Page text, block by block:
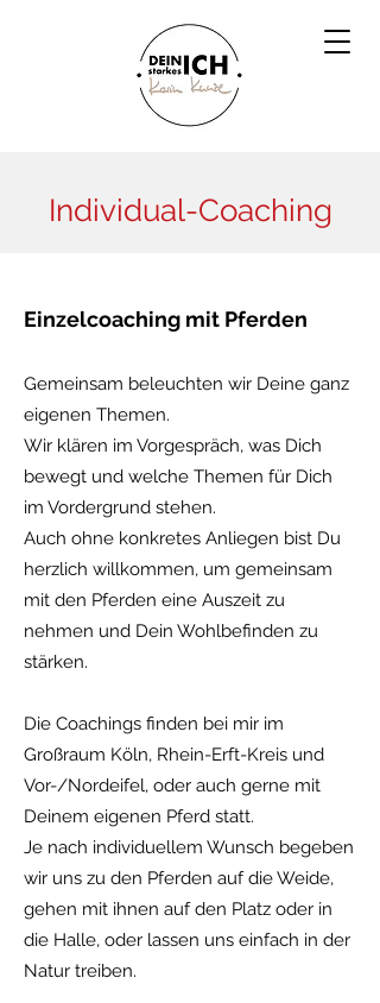
Individual-Coaching
Einzelcoaching mit Pferden
Gemeinsam beleuchten wir Deine ganz
eigenen Themen.
Wir klären im Vorgespräch, was Dich
bewegt und welche Themen für Dich
im Vordergrund stehen.
Auch ohne konkretes Anliegen bist Du
herzlich willkommen, um gemeinsam
mit den Pferden eine Auszeit zu
nehmen und Dein Wohlbefinden zu
stärken.
Die Coachings finden bei mir im
Großraum Köln, Rhein-Erft-Kreis und
Vor-/Nordeifel, oder auch gerne mit
Deinem eigenen Pferd statt.
Je nach individuellem Wunsch begeben
wir uns zu den Pferden auf die Weide,
gehen mit ihnen auf den Platz oder in
die Halle, oder lassen uns einfach in der
Natur treiben.